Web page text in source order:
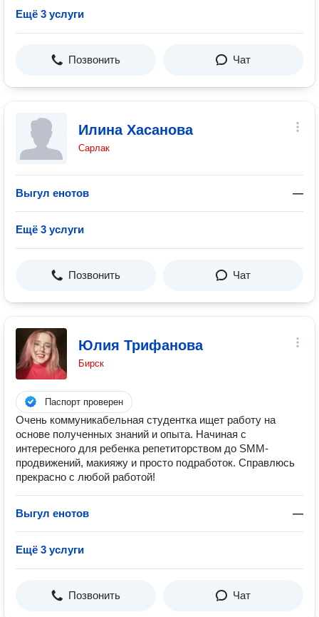
Ещё 3 услуги
Позвонить Чат
Илина Хасанова
Сарлак
Выгул енотов —
Ещё 3 услуги
Позвонить Чат
Юлия Трифанова
Бирск
Паспорт проверен
Очень коммуникабельная студентка ищет работу на
основе полученных знаний и опыта. Начиная с
интересного для ребенка репетиторством до SMM-
продвижений, макияжу и просто подработок. Справлюсь
прекрасно с любой работой!
Выгул енотов —
Ещё 3 услуги
Позвонить Чат